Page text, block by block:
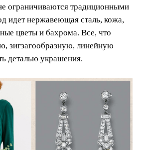
ограничиваются традиционными
идет нержавеющая сталь, кожа,
цветы и бахрома. Все, что
зигзагообразную, линейную
деталью украшения.